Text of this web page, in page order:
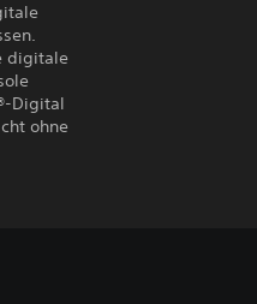
digitale
Digital
ohne